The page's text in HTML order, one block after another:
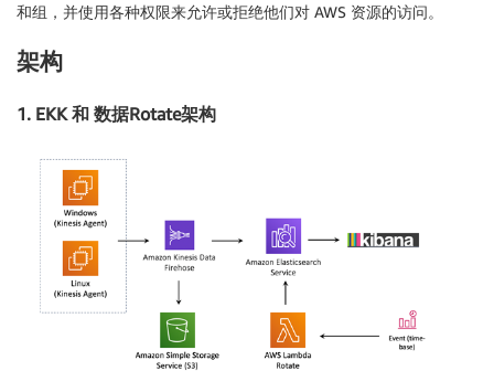
和组，并使用各种权限来允许或拒绝他们对 AWS 资源的访问。
架构
1. EKK 和 数据Rotate架构